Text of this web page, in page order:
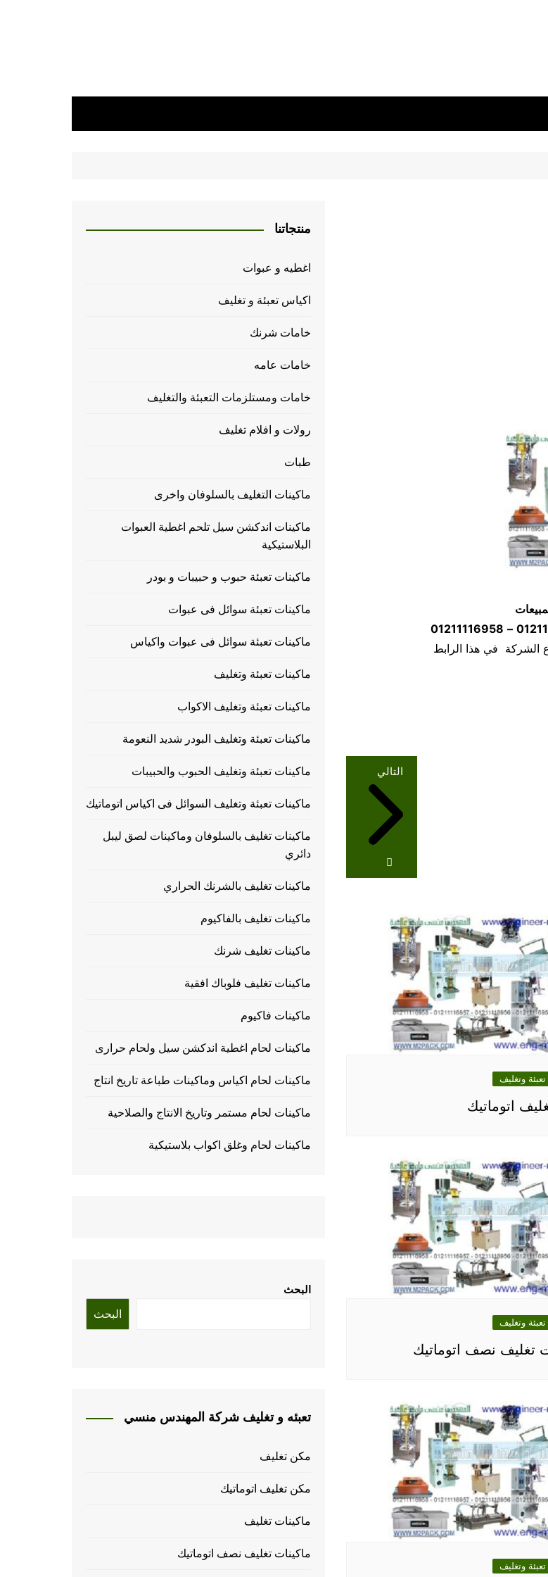
–
01211116958
الشركة في هذا الرابط
التالي
وتغليف
اتوماتيك
وتغليف
تغليف نصف اتوماتيك
وتغليف
منتجاتنا
اغطيه و عبوات
اكياس تعبئة و تغليف
خامات شرنك
خامات عامه
خامات ومستلزمات التعبئة والتغليف
رولات و افلام تغليف
طبات
ماكينات التغليف بالسلوفان واخرى
ماكينات اندكشن سيل تلحم اغطية العبوات
البلاستيكية
ماكينات تعبئة حبوب و حبيبات و بودر
ماكينات تعبئة سوائل فى عبوات
ماكينات تعبئة سوائل فى عبوات واكياس
ماكينات تعبئة وتغليف
ماكينات تعبئة وتغليف الاكواب
ماكينات تعبئة وتغليف البودر شديد النعومة
ماكينات تعبئة وتغليف الحبوب والحبيبات
ماكينات تعبئة وتغليف السوائل فى اكياس اتوماتيك
ماكينات تغليف بالسلوفان وماكينات لصق ليبل
دائري
ماكينات تغليف بالشرنك الحراري
ماكينات تغليف بالفاكيوم
ماكينات تغليف شرنك
ماكينات تغليف فلوباك افقية
ماكينات فاكيوم
ماكينات لحام اغطية اندكشن سيل ولحام حرارى
ماكينات لحام اكياس وماكينات طباعة تاريخ انتاج
ماكينات لحام مستمر وتاريخ الانتاج والصلاحية
ماكينات لحام وغلق اكواب بلاستيكية
البحث
البحث
تعبئه و تغليف شركة المهندس منسي
مكن تغليف
مكن تغليف اتوماتيك
ماكينات تغليف
ماكينات تغليف نصف اتوماتيك